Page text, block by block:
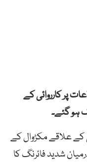
پر کارروائی کے
کے علاقے مکڑوال کے
شدید فائرنگ کا